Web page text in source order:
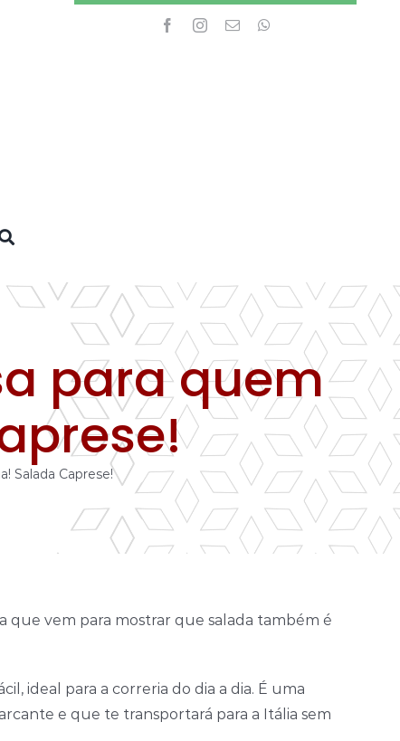
para quem
Salada Caprese!
que vem para mostrar que salada também é
ideal para a correria do dia a dia. É uma
e que te transportará para a Itália sem